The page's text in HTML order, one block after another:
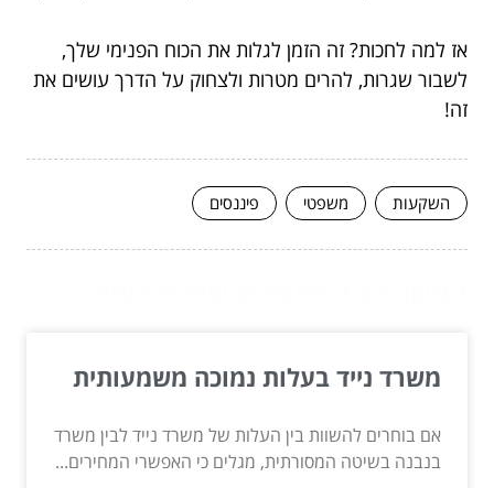
אז למה לחכות? זה הזמן לגלות את הכוח הפנימי שלך,
לשבור שגרות, להרים מטרות ולצחוק על הדרך עושים את
זה!
השקעות משפטי פיננסים
משרד נייד בעלות נמוכה משמעותית
אם בוחרים להשוות בין העלות של משרד נייד לבין משרד
בנבנה בשיטה המסורתית, מגלים כי האפשרי המחירים...